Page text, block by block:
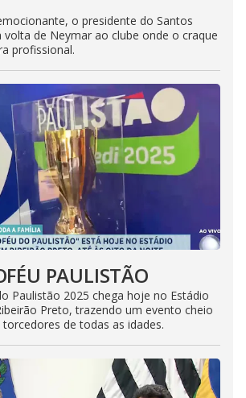
o presidente do Santos
de Neymar ao clube onde o craque
profissional.
PAULISTÃO
Paulistão 2025 chega hoje no Estádio
Preto, trazendo um evento cheio
de todas as idades.